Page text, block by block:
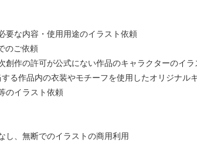
要な内容・使用用途のイラスト依頼
のご依頼
創作の許可が公式にない作品のキャラクターのイ
する作品内の衣装やモチーフを使用したオリジナル
のイラスト依頼
し、無断でのイラストの商用利用